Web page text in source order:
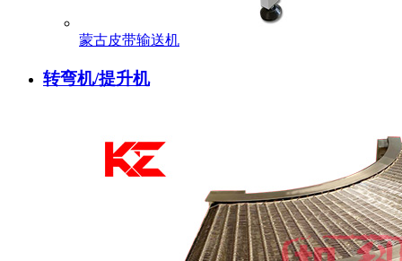
蒙古皮带输送机
转弯机/提升机